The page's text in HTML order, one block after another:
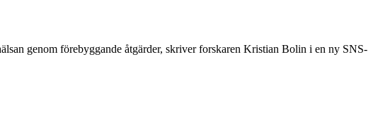
genom förebyggande åtgärder, skriver forskaren Kristian Bolin i en ny SNS-